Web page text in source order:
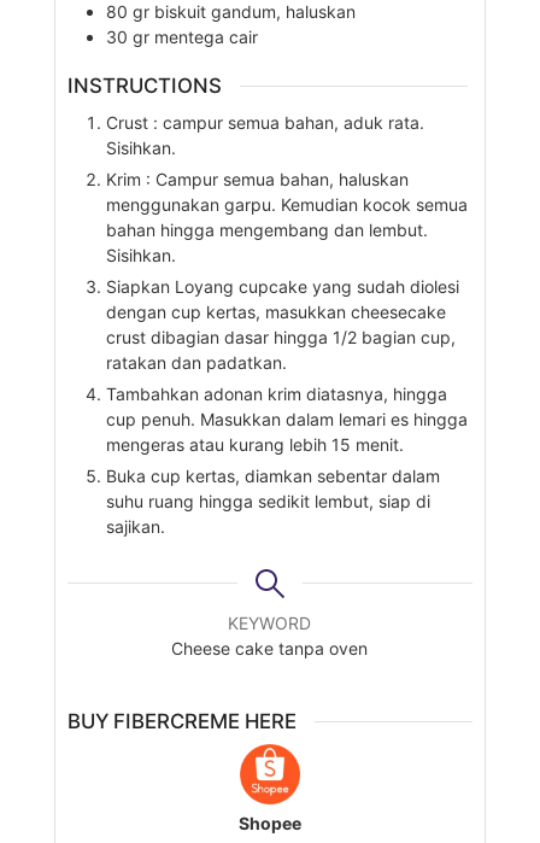
80 gr biskuit gandum, haluskan
30 gr mentega cair
INSTRUCTIONS
Crust : campur semua bahan, aduk rata.
Sisihkan.
Krim : Campur semua bahan, haluskan
menggunakan garpu. Kemudian kocok semua
bahan hingga mengembang dan lembut.
Sisihkan.
Siapkan Loyang cupcake yang sudah diolesi
dengan cup kertas, masukkan cheesecake
crust dibagian dasar hingga 1/2 bagian cup,
ratakan dan padatkan.
Tambahkan adonan krim diatasnya, hingga
cup penuh. Masukkan dalam lemari es hingga
mengeras atau kurang lebih 15 menit.
Buka cup kertas, diamkan sebentar dalam
suhu ruang hingga sedikit lembut, siap di
sajikan.
KEYWORD
Cheese cake tanpa oven
BUY FIBERCREME HERE
Shopee